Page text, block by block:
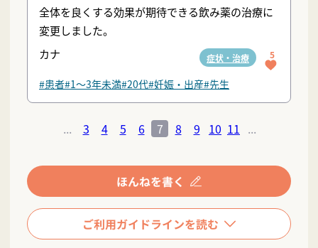
全体を良くする効果が期待できる飲み薬の治療に
変更しました。
カナ
症状・治療 5
#患者#1〜3年未満#20代#妊娠・出産#先生
... 3 4 5 6 7 8 9 10 11 ...